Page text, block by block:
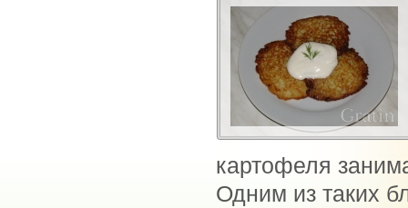
картофеля
Одним из таких